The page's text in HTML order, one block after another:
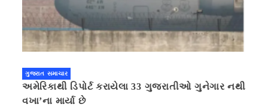
ગુજરાત સમાચાર
અમેરિકાથી ડિપોર્ટ કરાયેલા 33 ગુજરાતીઓ ગુનેગાર નથી
વખા’ના માર્યા છે